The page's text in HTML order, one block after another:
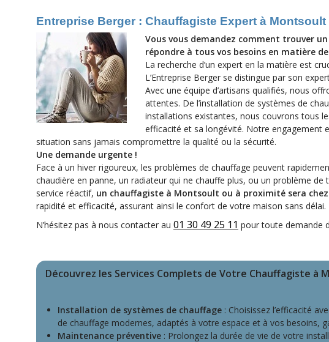
Entreprise Berger : Chauffagiste Expert à
Vous vous demandez comment trouver
répondre à tous vos besoins en matière
La recherche d’un expert en la matière est
L’Entreprise Berger se distingue par son
Avec une équipe d’artisans qualifiés, nous
attentes. De l’installation de systèmes de
installations existantes, nous couvrons tous
efficacité et sa longévité. Notre engagement
situation sans jamais compromettre la qualité ou la sécurité.
Une demande urgente !
Face à un hiver rigoureux, les problèmes de chauffage peuvent
chaudière en panne, un radiateur qui ne chauffe plus, ou un problème
service réactif, un chauffagiste à Montsoult ou à proximité sera
rapidité et efficacité, assurant ainsi le confort de votre maison sans délai.
N’hésitez pas à nous contacter au 01 30 49 25 11 pour toute demande
Découvrez les Services Complets de Votre Chauffagiste
Installation de systèmes de chauffage : Choisissez l’efficacité
de chauffage modernes, adaptés à votre espace et à vos besoins,
Maintenance préventive : Prolongez la durée de vie de votre